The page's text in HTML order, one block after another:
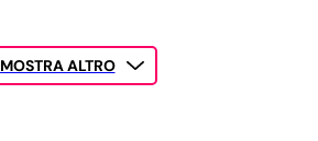
MOSTRA ALTRO